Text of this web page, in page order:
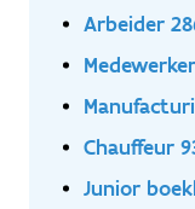
functie
Arbeider
Chauffeur
Junior